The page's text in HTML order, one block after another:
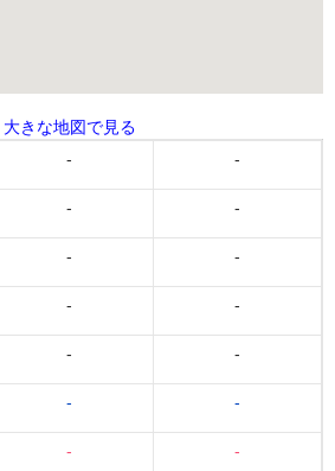
大きな地図で見る
-
-
-
-
-
-
-
-
-
-
-
-
-
-